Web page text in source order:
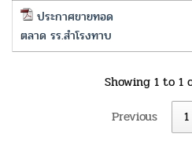
ประกาศขายทอด
ตลาด รร.สำโรงทาบ
Showing 1 to 1
Previous
1